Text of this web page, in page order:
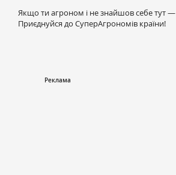
Якщо ти агроном і не знайшов себе тут —
Приєднуйся до СуперАгрономів країни!